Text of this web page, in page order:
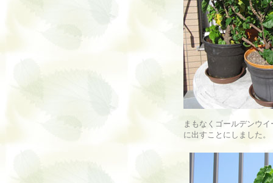
まもなくゴールデンウ
に出すことにしました。